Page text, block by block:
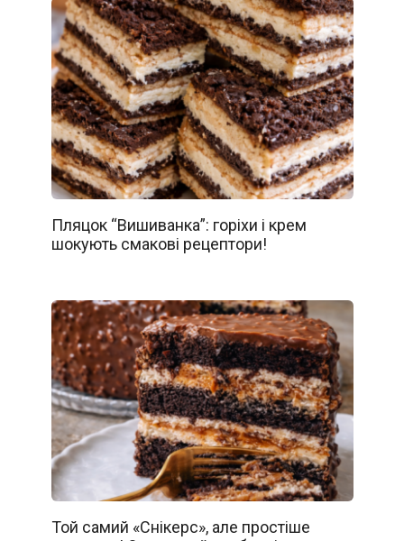
Пляцок “Вишиванка”: горіхи і крем
шокують смакові рецептори!
Той самий «Снікерс», але простіше